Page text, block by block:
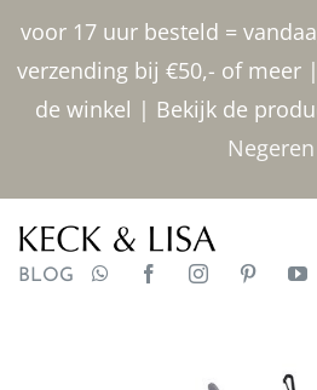
voor 17 uur besteld =
verzending bij €50,- of meer
de winkel | Bekijk de
Negeren
inhoud
BLOG